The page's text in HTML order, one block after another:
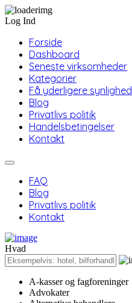
Log Ind
Forside
Dashboard
Seneste virksomheder
Kategorier
Få yderligere synlighed
Blog
Privatlivs politik
Handelsbetingelser
Kontakt
FAQ
Blog
Privatlivs politik
Kontakt
Hvad
A-kasser og fagforeninger
Advokater